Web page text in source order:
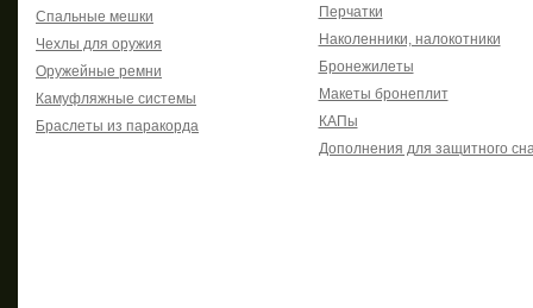
Спальные мешки
Чехлы для оружия
Оружейные ремни
Камуфляжные системы
Браслеты из паракорда
Перчатки
Наколенники, налокотники
Бронежилеты
Макеты бронеплит
КАПы
Дополнения для защитного